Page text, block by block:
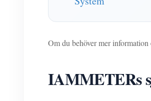
Om du behöver mer
IAMMETERs